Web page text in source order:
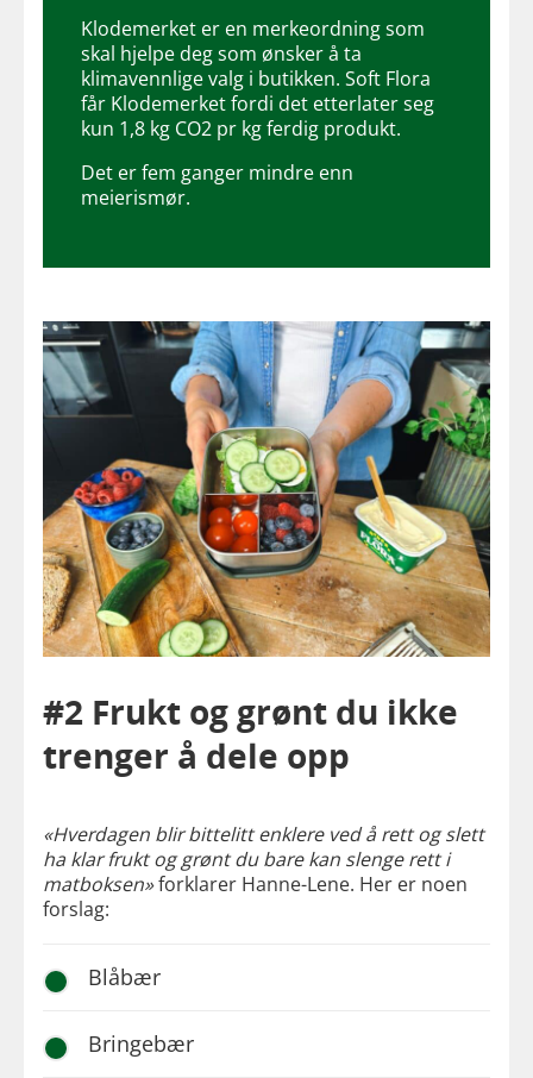
Klodemerket er en merkeordning som
skal hjelpe deg som ønsker å ta
klimavennlige valg i butikken. Soft Flora
får Klodemerket fordi det etterlater seg
kun 1,8 kg CO2 pr kg ferdig produkt.
Det er fem ganger mindre enn
meierismør.
#2 Frukt og grønt du ikke
trenger å dele opp
«Hverdagen blir bittelitt enklere ved å rett og slett
ha klar frukt og grønt du bare kan slenge rett i
matboksen»forklarer Hanne-Lene. Her er noen
forslag:
Blåbær
Bringebær